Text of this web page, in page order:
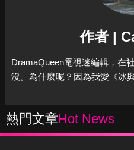
作者 |
DramaQueen電視迷編輯，在
沒。為什麼呢？因為我愛《冰
熱門文章Hot News